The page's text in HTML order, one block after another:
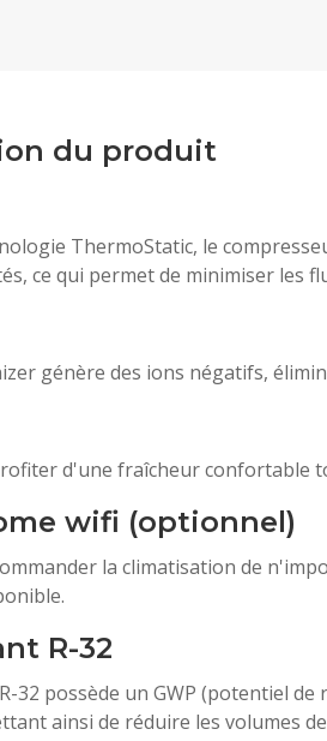
du produit
ThermoStatic, le
ce qui permet de minimiser les
génère des ions négatifs,
d'une fraîcheur confortable
wifi (optionnel)
la climatisation de
R-32
32 possède un GWP (potentiel
ainsi de réduire les volumes